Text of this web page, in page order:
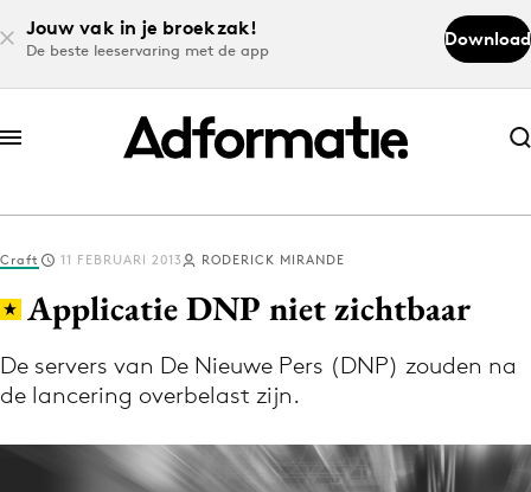
Jouw vak in je broekzak!
De beste leeservaring met de app
Download
Abonneer nu
Abonneer nu
Log in
Download de app
Volg het laatste nieuws via de Adformatie
Craft 11 FEBRUARI 2013 RODERICK MIRANDE
Applicatie DNP niet zichtbaar
De servers van De Nieuwe Pers (DNP) zouden na
de lancering overbelast zijn.